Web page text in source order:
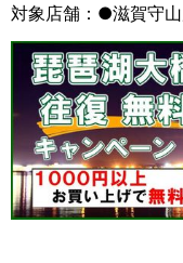
対象店舗：●滋賀守